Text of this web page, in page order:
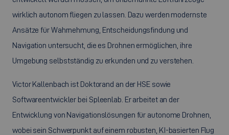
wirklich autonom fliegen zu lassen. Dazu werden modernste
Ansätze für Wahrnehmung, Entscheidungsfindung und
Navigation untersucht, die es Drohnen ermöglichen, ihre
Umgebung selbstständig zu erkunden und zu verstehen.
Victor Kallenbach ist Doktorand an der HSE sowie
Softwareentwickler bei Spleenlab. Er arbeitet an der
Entwicklung von Navigationslösungen für autonome Drohnen,
wobei sein Schwerpunkt auf einem robusten, KI-basierten Flug